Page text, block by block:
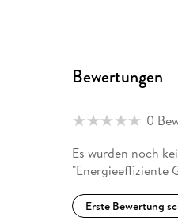
Bewertungen
0
Es wurden noch
"Energieeffiziente
Erste Bewertung